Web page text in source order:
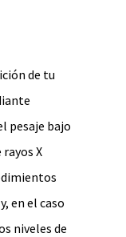
de tu
pesaje bajo
X
en el caso
niveles de